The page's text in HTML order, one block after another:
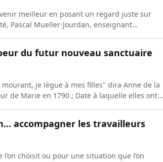
meilleur en posant un regard juste sur
Pascal Mueller-Jourdan, enseignant
du futur nouveau sanctuaire
je lègue à mes filles" dira Anne de la
de Marie en 1790 ; Date à laquelle elles ont
accompagner les travailleurs
choisit ou pour une situation que l’on